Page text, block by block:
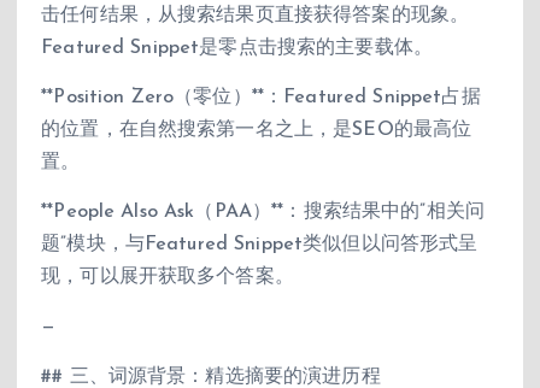
击任何结果，从搜索结果页直接获得答案的现象。
Featured Snippet是零点击搜索的主要载体。
**Position Zero（零位）**：Featured Snippet占据
的位置，在自然搜索第一名之上，是SEO的最高位
置。
**People Also Ask（PAA）**：搜索结果中的”相关问
题”模块，与Featured Snippet类似但以问答形式呈
现，可以展开获取多个答案。
—
## 三、词源背景：精选摘要的演进历程